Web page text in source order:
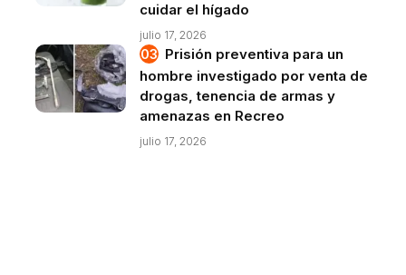
cuidar el hígado
julio 17, 2026
Prisión preventiva para un
hombre investigado por venta de
drogas, tenencia de armas y
amenazas en Recreo
julio 17, 2026